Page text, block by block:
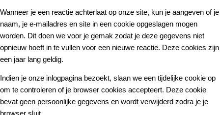
Wanneer je een reactie achterlaat op onze site, kun je aangeven of je
naam, je e-mailadres en site in een cookie opgeslagen mogen
worden. Dit doen we voor je gemak zodat je deze gegevens niet
opnieuw hoeft in te vullen voor een nieuwe reactie. Deze cookies zijn
een jaar lang geldig.
Indien je onze inlogpagina bezoekt, slaan we een tijdelijke cookie op
om te controleren of je browser cookies accepteert. Deze cookie
bevat geen persoonlijke gegevens en wordt verwijderd zodra je je
browser sluit.